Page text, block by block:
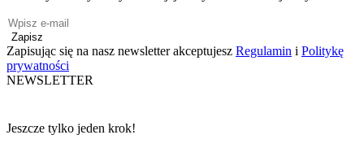
Zapisz
Zapisując się na nasz newsletter akceptujesz Regulamin i Politykę
prywatności
NEWSLETTER
Jeszcze tylko jeden krok!